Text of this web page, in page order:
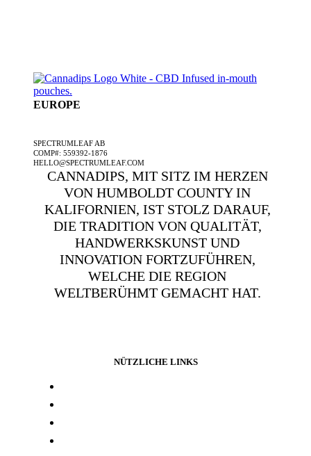
EUROPE
SPECTRUMLEAF AB
COMP#: 559392-1876
HELLO@SPECTRUMLEAF.COM
CANNADIPS, MIT SITZ IM HERZEN
VON HUMBOLDT COUNTY IN
KALIFORNIEN, IST STOLZ DARAUF,
DIE TRADITION VON QUALITÄT,
HANDWERKSKUNST UND
INNOVATION FORTZUFÜHREN,
WELCHE DIE REGION
WELTBERÜHMT GEMACHT HAT.
NÜTZLICHE LINKS